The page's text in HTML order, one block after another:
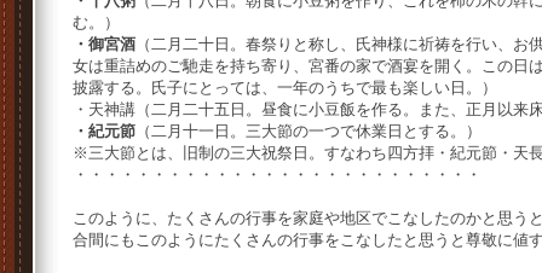
む。）
・御宮酒 （二月二十日。春祭りと称し、氏神様に祈祷を行い、
女は重詰めのご馳走を持ち寄り、宮番の家で酒宴を開く。この日
披露する。氏子にとっては、一年のうちで最も楽しい日。）
・天神講（二月二十五日。昼食に小豆飯を作る。また、正月以来
・紀元節 （二月十一日。三大節の一つで休業日とする。）
※三大節とは、旧制の三大祝祭日。すなわち四方拝・紀元節・天
・・・・・・・・・・・・・・・・・・・・・・・・・・
このように、たくさんの行事を家庭や地区でこなしたのかと思う
合間にもこのようにたくさんの行事をこなしたと思うと尊敬に値